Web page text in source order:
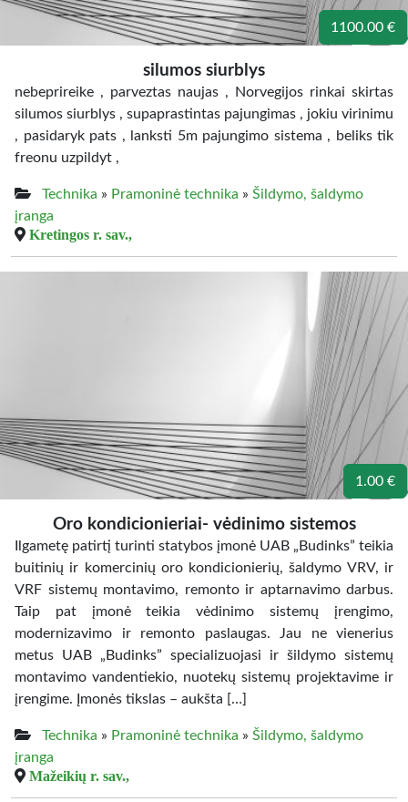
1100.00 €
silumos siurblys
nebeprireike , parveztas naujas , Norvegijos rinkai skirtas
silumos siurblys , supaprastintas pajungimas , jokiu virinimu
, pasidaryk pats , lanksti 5m pajungimo sistema , beliks tik
freonu uzpildyt ,
Technika » Pramoninė technika » Šildymo, šaldymo
įranga
Kretingos r. sav.,
1.00 €
Oro kondicionieriai- vėdinimo sistemos
Ilgametę patirtį turinti statybos įmonė UAB „Budinks” teikia
buitinių ir komercinių oro kondicionierių, šaldymo VRV, ir
VRF sistemų montavimo, remonto ir aptarnavimo darbus.
Taip pat įmonė teikia vėdinimo sistemų įrengimo,
modernizavimo ir remonto paslaugas. Jau ne vienerius
metus UAB „Budinks” specializuojasi ir šildymo sistemų
montavimo vandentiekio, nuotekų sistemų projektavime ir
įrengime. Įmonės tikslas – aukšta […]
Technika » Pramoninė technika » Šildymo, šaldymo
įranga
Mažeikių r. sav.,